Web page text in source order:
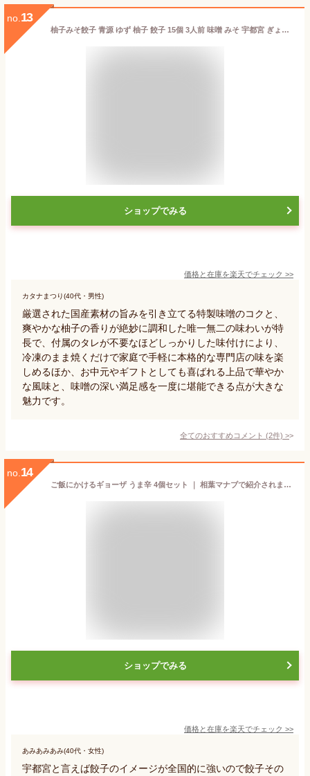
no. 13
柚子みそ餃子 青源 ゆず 柚子 餃子 15個 3人前 味噌 みそ 宇都宮 ぎょうざ ギョウザ ギョーザ 冷凍餃子 冷凍食品 国産 簡単 食品 惣菜 中華惣菜 点心 中華点心 お中元 お歳暮 お土産 ギフト
ショップでみる
価格と在庫を楽天でチェック >>
カタナまつり(40代・男性)
厳選された国産素材の旨みを引き立てる特製味噌のコクと、
爽やかな柚子の香りが絶妙に調和した唯一無二の味わいが特
長で、付属のタレが不要なほどしっかりした味付けにより、
冷凍のまま焼くだけで家庭で手軽に本格的な専門店の味を楽
しめるほか、お中元やギフトとしても喜ばれる上品で華やか
な風味と、味噌の深い満足感を一度に堪能できる点が大きな
魅力です。
全てのおすすめコメント (2件) >
no. 14
ご飯にかけるギョーザ うま辛 4個セット ｜ 相葉マナブで紹介されました！ マナブ！ご当地名産品祭り！ 栃木県産品 宇都宮市 宇都宮餃子会監修 ご飯のお供 ごはんのおとも 瓶詰めグルメ 餃子 万能 おかず ご当地 ギフト プレゼント 観光 土産 FN03K
ショップでみる
価格と在庫を楽天でチェック >>
あみあみあみ(40代・女性)
宇都宮と言えば餃子のイメージが全国的に強いので餃子その